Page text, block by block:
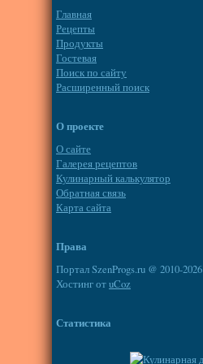
Главная
Рецепты
Продукты
Гостевая
Поиск по сайту
Расширенный поиск
О проекте
О сайте
Галерея рецептов
Кулинарный калькулятор
Обратная связь
Карта сайта
Права
Портал SzenProgs.ru @ 2010-2026
Хостинг отuCoz
Статистика